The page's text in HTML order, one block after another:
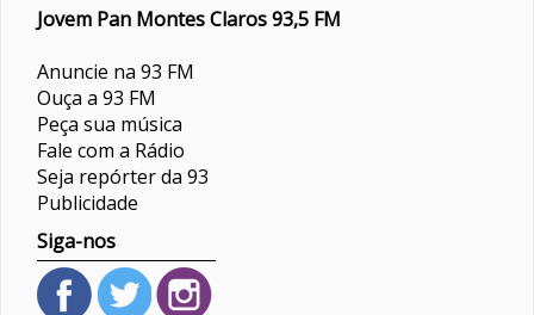
Jovem Pan Montes Claros 93,5 FM
Anuncie na 93 FM
Ouça a 93 FM
Peça sua música
Fale com a Rádio
Seja repórter da 93
Publicidade
Siga-nos